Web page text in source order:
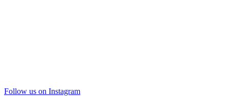
Follow us on Instagram